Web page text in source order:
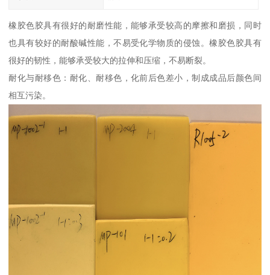
橡胶色胶具有很好的耐磨性能，能够承受较高的摩擦和磨损，同时
也具有较好的耐酸碱性能，不易受化学物质的侵蚀。橡胶色胶具有
很好的韧性，能够承受较大的拉伸和压缩，不易断裂。
耐化与耐移色：耐化、耐移色，化前后色差小，制成成品后颜色间
相互污染。